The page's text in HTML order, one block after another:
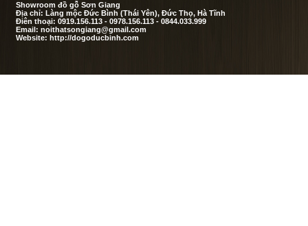
Showroom đồ gỗ Sơn Giang
Địa chỉ: Làng mộc Đức Bình (Thái Yên), Đức Thọ, Hà Tĩnh
Điên thoại: 0919.156.113 - 0978.156.113 - 0844.033.999
Email: noithatsongiang@gmail.com
Website: http://dogoducbinh.com